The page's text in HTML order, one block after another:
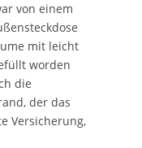
von einem
mit leicht
worden
die
der das
Versicherung,